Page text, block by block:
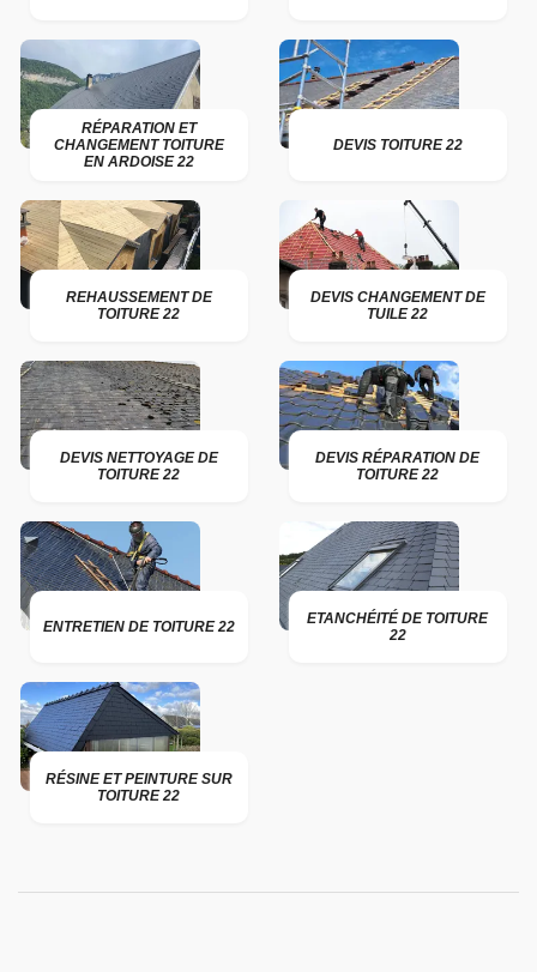
RÉPARATION ET
CHANGEMENT TOITURE
EN ARDOISE 22
DEVIS TOITURE 22
REHAUSSEMENT DE
TOITURE 22
DEVIS CHANGEMENT DE
TUILE 22
DEVIS NETTOYAGE DE
TOITURE 22
DEVIS RÉPARATION DE
TOITURE 22
ENTRETIEN DE TOITURE 22
ETANCHÉITÉ DE TOITURE
22
RÉSINE ET PEINTURE SUR
TOITURE 22